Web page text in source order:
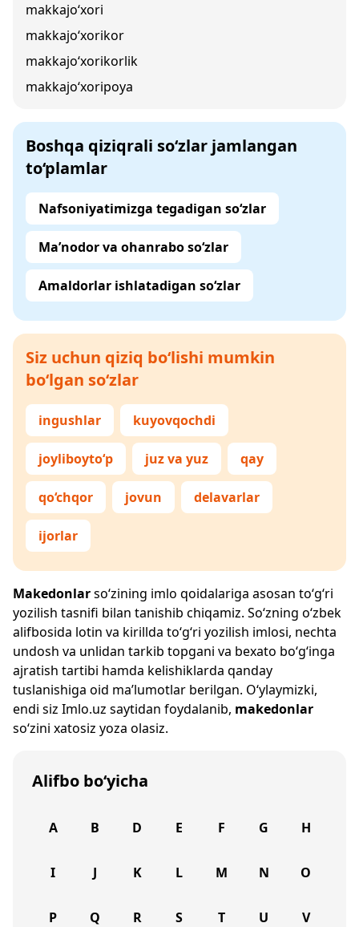
makkajo‘xori
makkajo‘xorikor
makkajo‘xorikorlik
makkajo‘xoripoya
Boshqa qiziqrali so‘zlar jamlangan
to‘plamlar
Nafsoniyatimizga tegadigan so‘zlar
Ma’nodor va ohanrabo so‘zlar
Amaldorlar ishlatadigan so‘zlar
Siz uchun qiziq bo‘lishi mumkin
bo‘lgan so‘zlar
ingushlar kuyovqochdi
joyliboyto‘p juz va yuz qay
qo‘chqor jovun delavarlar
ijorlar
Makedonlarso‘zining imlo qoidalariga asosan to‘g‘ri
yozilish tasnifi bilan tanishib chiqamiz. So‘zning o‘zbek
alifbosida lotin va kirillda to‘g‘ri yozilish imlosi, nechta
undosh va unlidan tarkib topgani va bexato bo‘g‘inga
ajratish tartibi hamda kelishiklarda qanday
tuslanishiga oid ma’lumotlar berilgan. O‘ylaymizki,
endi siz Imlo.uz saytidan foydalanib, makedonlar
so‘zini xatosiz yoza olasiz.
Alifbo bo‘yicha
A B D E F G H
I J K L M N O
P Q R S T U V